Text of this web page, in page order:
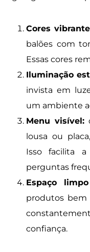
Cores
balões com
Essas cores
Iluminação
invista em
um ambiente
Menu visível:
lousa ou
Isso facilita
perguntas
Espaço
produtos
confiança.